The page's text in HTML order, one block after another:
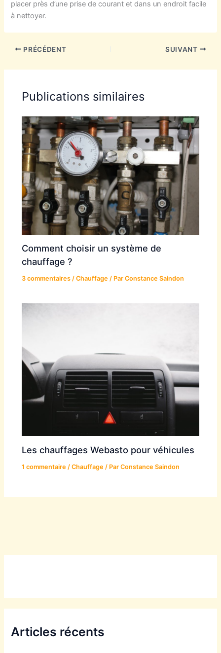
placer près d’une prise de courant et dans un endroit facile
à nettoyer.
PRÉCÉDENT SUIVANT
Publications similaires
Comment choisir un système de
chauffage ?
3 commentaires /Chauffage / ParConstance Saindon
Les chauffages Webasto pour véhicules
1 commentaire /Chauffage / ParConstance Saindon
Articles récents